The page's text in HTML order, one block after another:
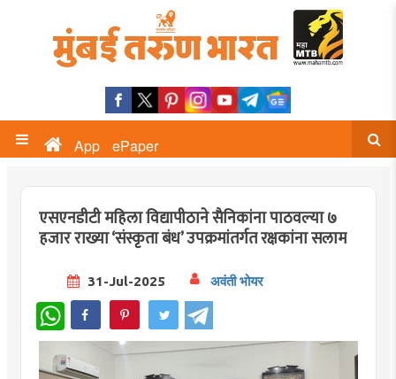
App ePaper
एसएनडीटी महिला विद्यापीठाने सैनिकांना पाठवल्या ७
हजार राख्या ‘संस्कृता बंध’ उपक्रमांतर्गत रक्षकांना सलाम
31-Jul-2025 अवंती भोयर
WhatsApp